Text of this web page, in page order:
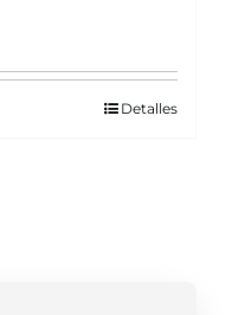
Detalles